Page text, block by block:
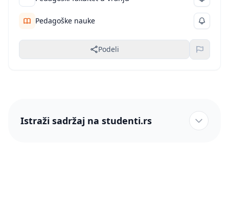
Pedagoške nauke
Podeli
Istraži sadržaj na studenti.rs